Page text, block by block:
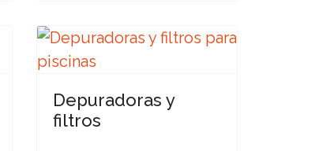
Depuradoras y
filtros